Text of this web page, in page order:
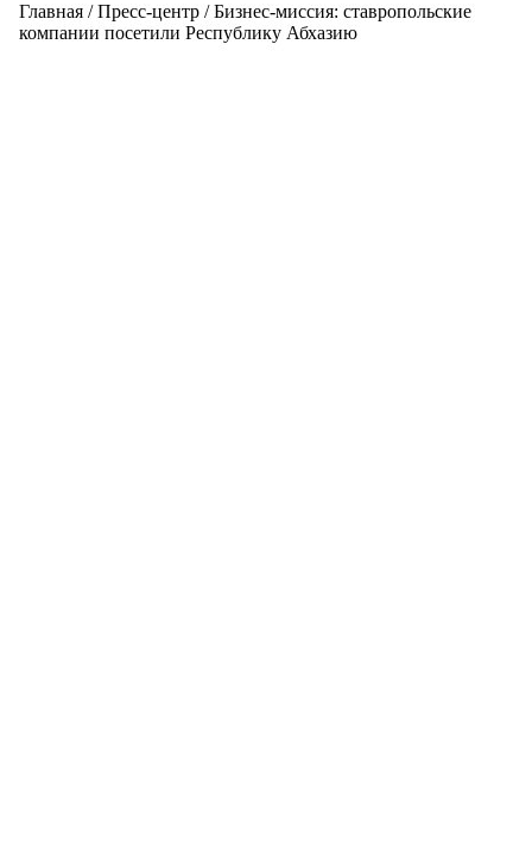
Главная /Пресс-центр /Бизнес-миссия: ставропольские
компании посетили Республику Абхазию